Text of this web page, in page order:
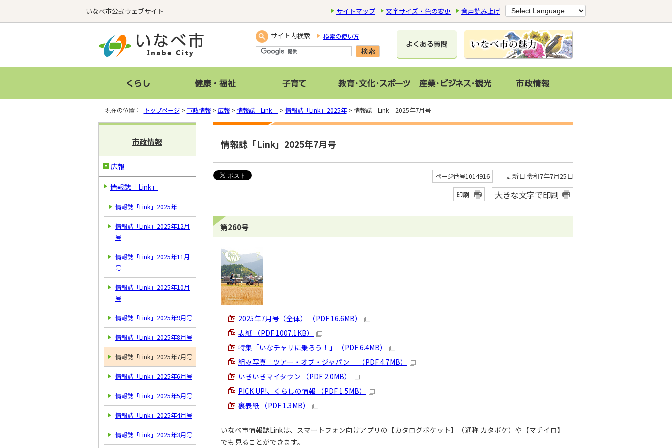
いなべ市公式ウェブサイト サイトマップ 文字サイズ・色の変更 音声読み上げ
サイト内検索 検索の使い方
現在の位置： トップページ> 市政情報> 広報> 情報誌「Link」 > 情報誌「Link」2025年> 情報誌「Link」2025年7月号
情報誌「Link」2025年7月号
ページ番号1014916
更新日 令和7年7月25日
印刷
大きな文字で印刷
第260号
2025年7月号（全体） （PDF 16.6MB）
表紙 （PDF 1007.1KB）
特集「いなチャリに乗ろう！」 （PDF 6.4MB）
組み写真「ツアー・オブ・ジャパン」 （PDF 4.7MB）
いきいきマイタウン （PDF 2.0MB）
PICK UP!、くらしの情報 （PDF 1.5MB）
裏表紙 （PDF 1.3MB）
いなべ市情報誌Linkは、スマートフォン向けアプリの【カタログポケット】（通称 カタポケ）や【マチイロ】
でも見ることができます。
市政情報
広報
情報誌「Link」
情報誌「Link」2025年
情報誌「Link」2025年12月
号
情報誌「Link」2025年11月
号
情報誌「Link」2025年10月
号
情報誌「Link」2025年9月号
情報誌「Link」2025年8月号
情報誌「Link」2025年7月号
情報誌「Link」2025年6月号
情報誌「Link」2025年5月号
情報誌「Link」2025年4月号
情報誌「Link」2025年3月号